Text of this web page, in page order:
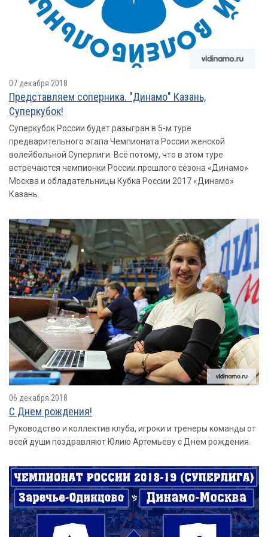
07 декабря 2018
Представляем соперника. "Динамо" Казань,
Суперкубок!
Суперкубок России будет разыгран в 5-м туре
предварительного этапа Чемпионата России женской
волейбольной Суперлиги. Всё потому, что в этом туре
встречаются чемпионки России прошлого сезона «Динамо»
Москва и обладательницы Кубка России 2017 «Динамо»
Казань.
06 декабря 2018
С Днем рождения!
Руководство и коллектив клуба, игроки и тренеры команды от
всей души поздравляют Юлию Артемьеву с Днем рождения.